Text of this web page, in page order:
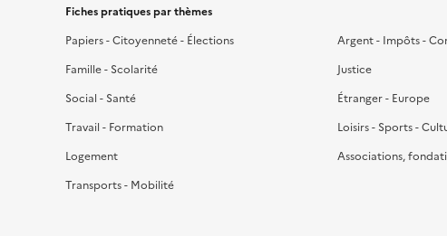
Fiches pratiques par thèmes
Papiers - Citoyenneté - Élections
Famille - Scolarité
Social - Santé
Travail - Formation
Logement
Transports - Mobilité
Argent - Impôts -
Justice
Étranger - Europe
Loisirs - Sports -
Associations,